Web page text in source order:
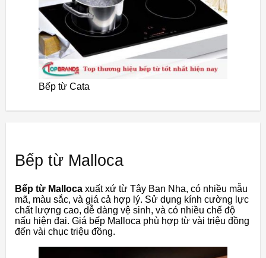
Bếp từ Cata
Bếp từ Malloca
Bếp từ Malloca xuất xứ từ Tây Ban Nha, có nhiều mẫu
mã, màu sắc, và giá cả hợp lý. Sử dụng kính cường lực
chất lượng cao, dễ dàng vệ sinh, và có nhiều chế độ
nấu hiện đại. Giá bếp Malloca phù hợp từ vài triệu đồng
đến vài chục triệu đồng.